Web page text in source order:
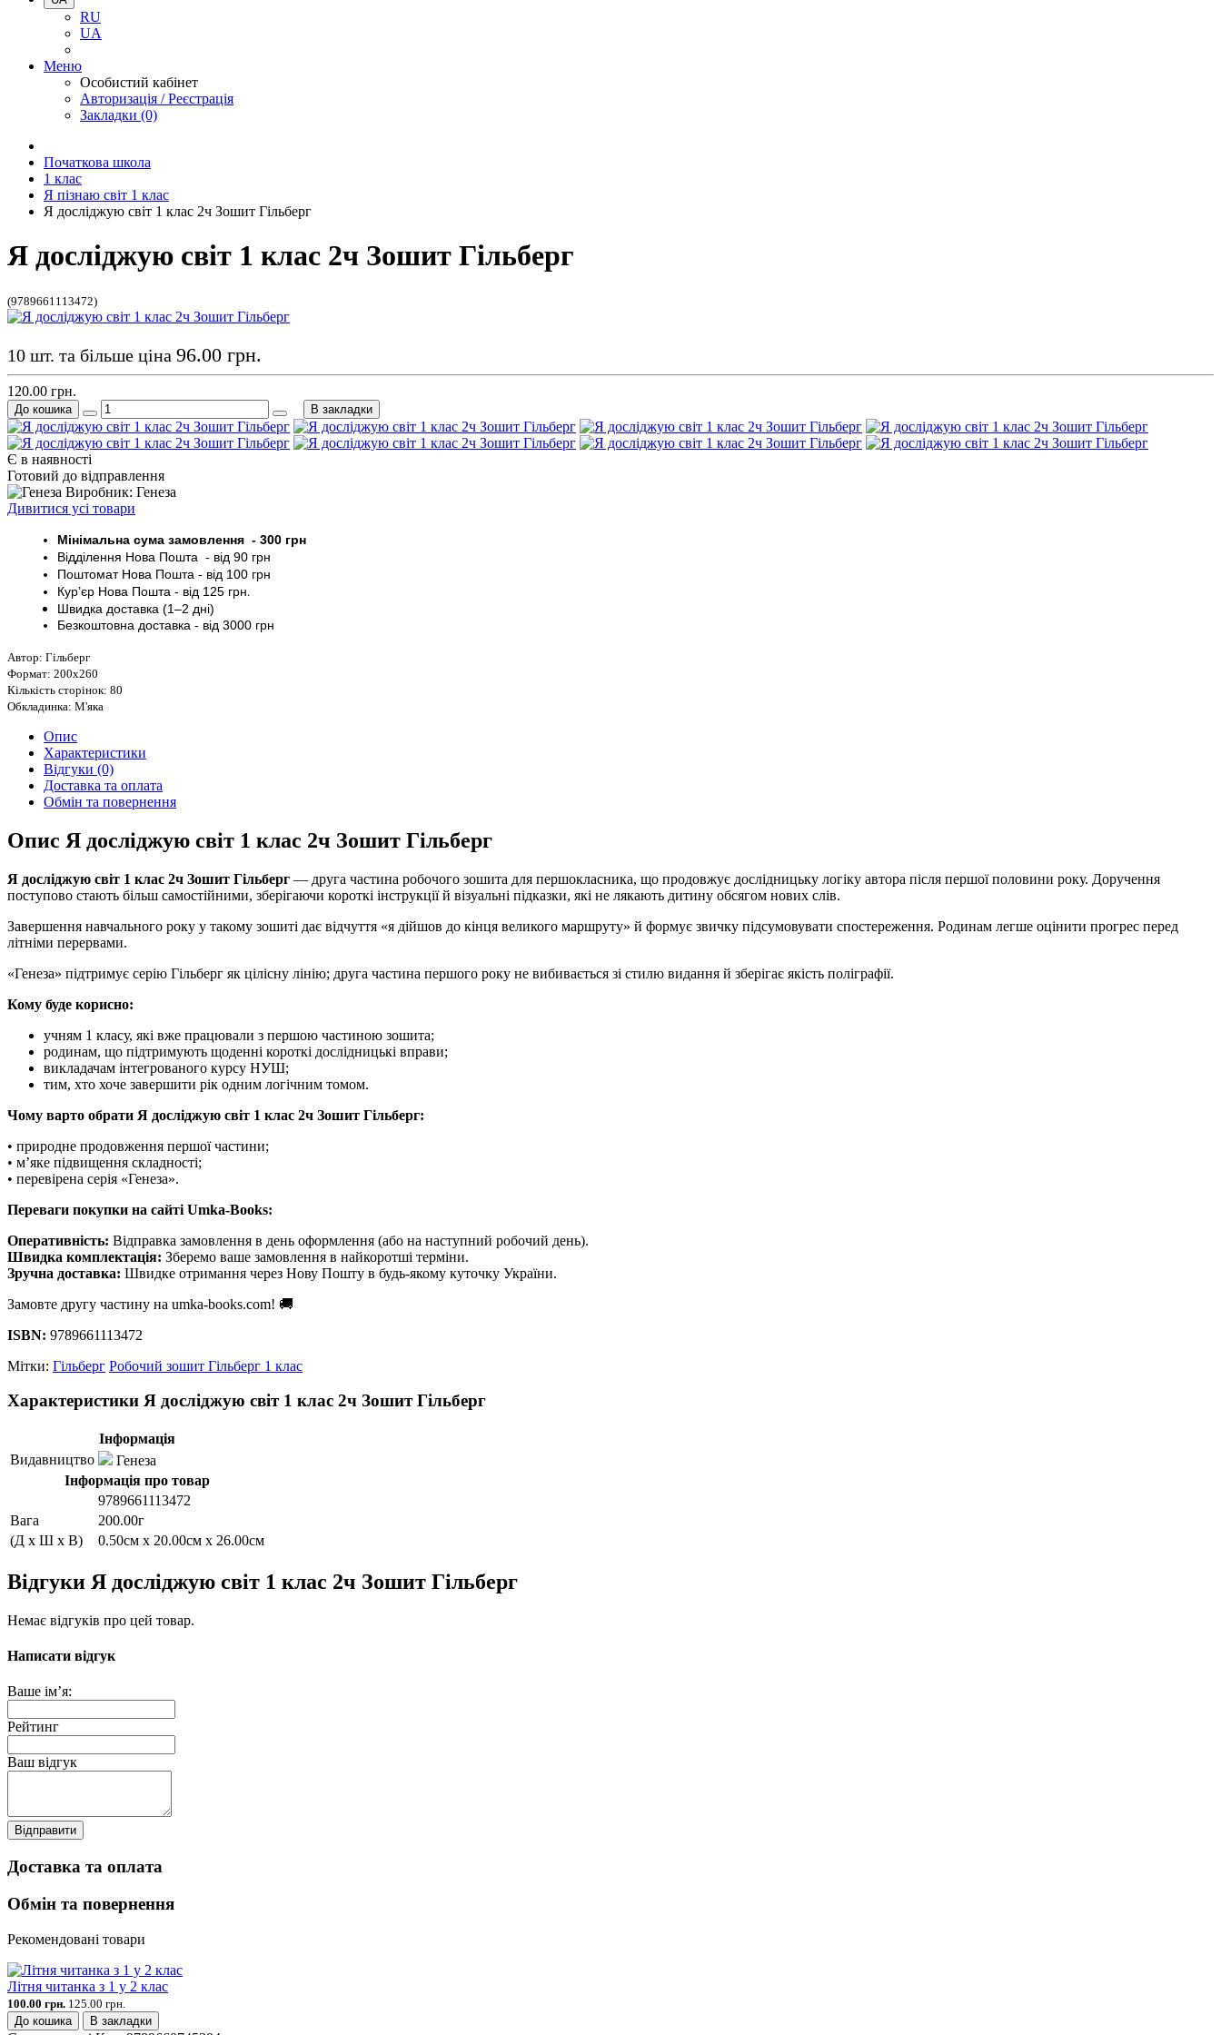
RU
UA
Меню
Особистий кабінет
Авторизація / Реєстрація
Закладки (0)
Початкова школа
1 клас
Я пізнаю світ 1 клас
Я досліджую світ 1 клас 2ч Зошит Гільберг
Я досліджую світ 1 клас 2ч Зошит Гільберг
(9789661113472)
Є в наявності
Готовий до відправлення
Виробник: Генеза
Дивитися усі товари
Мінімальна сума замовлення - 300 грн
Відділення Нова Пошта - від 90 грн
ПоштоматНова Пошта - від 100 грн
Кур’єр Нова Пошта - від 125 грн.
Швидка доставка (1–2 дні)
Безкоштовна доставка - від 3000 грн
Автор: Гільберг
Формат: 200х260
Кількість сторінок: 80
Обкладинка: М'яка
10 шт. та більше ціна 96.00 грн.
120.00 грн.
До кошика В закладки
Опис
Характеристики
Відгуки (0)
Доставка та оплата
Обмін та повернення
Опис Я досліджую світ 1 клас 2ч Зошит Гільберг
Я досліджую світ 1 клас 2ч Зошит Гільберг — друга частина робочого зошита для першокласника, що продовжує дослідницьку логіку автора після першої половини року. Доручення
поступово стають більш самостійними, зберігаючи короткі інструкції й візуальні підказки, які не лякають дитину обсягом нових слів.
Завершення навчального року у такому зошиті дає відчуття «я дійшов до кінця великого маршруту» й формує звичку підсумовувати спостереження. Родинам легше оцінити прогрес перед
літніми перервами.
«Генеза» підтримує серію Гільберг як цілісну лінію; друга частина першого року не вибивається зі стилю видання й зберігає якість поліграфії.
Кому буде корисно:
учням 1 класу, які вже працювали з першою частиною зошита;
родинам, що підтримують щоденні короткі дослідницькі вправи;
викладачам інтегрованого курсу НУШ;
тим, хто хоче завершити рік одним логічним томом.
Чому варто обрати Я досліджую світ 1 клас 2ч Зошит Гільберг:
• природне продовження першої частини;
• м’яке підвищення складності;
• перевірена серія «Генеза».
Переваги покупки на сайті Umka-Books:
Оперативність: Відправка замовлення в день оформлення (або на наступний робочий день).
Швидка комплектація: Зберемо ваше замовлення в найкоротші терміни.
Зручна доставка: Швидке отримання через Нову Пошту в будь-якому куточку України.
Замовте другу частину на umka-books.com! 🚚
ISBN: 9789661113472
Мітки: Гільберг Робочий зошит Гільберг 1 клас
Характеристики Я досліджую світ 1 клас 2ч Зошит Гільберг
Інформація
Видавництво
Генеза
Інформація про товар
9789661113472
Вага
200.00г
(Д x Ш x В)
0.50см x 20.00см x 26.00см
Відгуки Я досліджую світ 1 клас 2ч Зошит Гільберг
Немає відгуків про цей товар.
Написати відгук
Ваше ім’я:
Рейтинг
Ваш відгук
Відправити
Доставка та оплата
Обмін та повернення
Рекомендовані товари
Літня читанка з 1 у 2 клас
100.00 грн. 125.00 грн.
До кошика
В закладки